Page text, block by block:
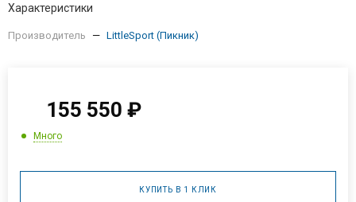
Характеристики
Производитель — LittleSport (Пикник)
155 550 ₽
Много
КУПИТЬ В 1 КЛИК